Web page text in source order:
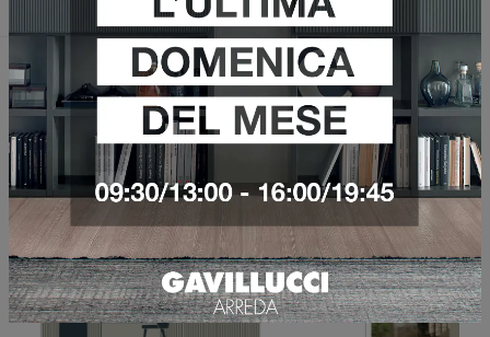
Sfoglia i cataloghi